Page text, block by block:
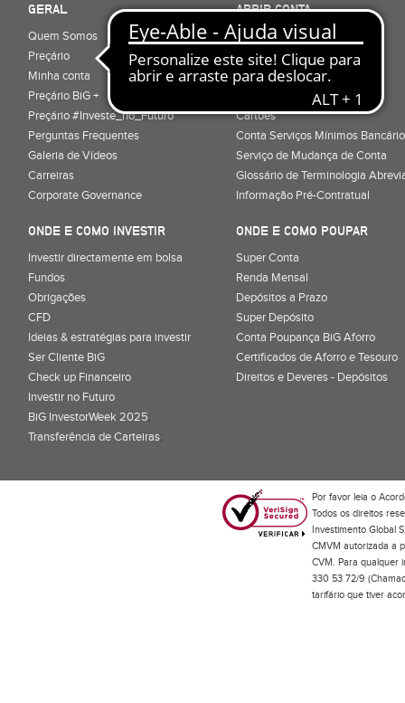
GERAL
Quem Somos
Preçário
Minha conta
Preçário BiG +
Preçário #Investe_no_Futuro
Perguntas Frequentes
Galeria de Vídeos
Carreiras
Corporate Governance
ABRIR CONTA
Porquê ser cliente
Particulares
Júnior (sub-18)
Cartões
Conta Serviços Mínimos
Serviço de Mudança de Conta
Glossário de Terminologia
Informação Pré-Contratual
ONDE E COMO INVESTIR
Investir directamente em bolsa
Fundos
Obrigações
CFD
Ideias & estratégias para investir
Ser Cliente BiG
Check up Financeiro
Investir no Futuro
BiG InvestorWeek 2025;
Transferência de Carteiras;
ONDE E COMO POUPAR
Super Conta
Renda Mensal
Depósitos a Prazo
Super Depósito
Conta Poupança BiG Aforro
Certificados de Aforro e Tesouro
Direitos e Deveres - Depósitos
Por favor leia o
Todos os direitos
Investimento Global
CMVM autorizada a
CVM. Para qualquer
330 53 72/9
tarifário que tiver